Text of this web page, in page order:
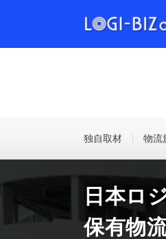
独自取材 物流
日本ロ
保有物